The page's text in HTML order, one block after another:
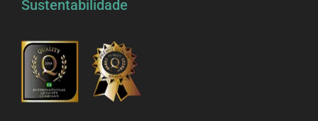
Sustentabilidade